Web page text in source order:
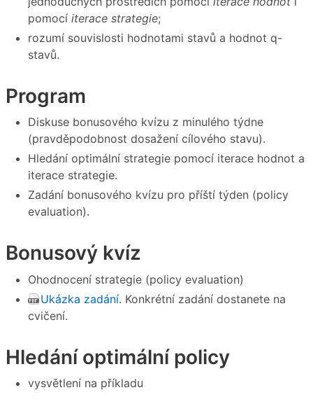
pomocí iterace strategie;
rozumí souvislosti hodnotami stavů a hodnot q-
stavů.
Program
Diskuse bonusového kvízu z minulého týdne
(pravděpodobnost dosažení cílového stavu).
Hledání optimální strategie pomocí iterace hodnot a
iterace strategie.
Zadání bonusového kvízu pro příští týden (policy
evaluation).
Bonusový kvíz
Ohodnocení strategie (policy evaluation)
Ukázka zadání. Konkrétní zadání dostanete na
cvičení.
Hledání optimální policy
vysvětlení na příkladu